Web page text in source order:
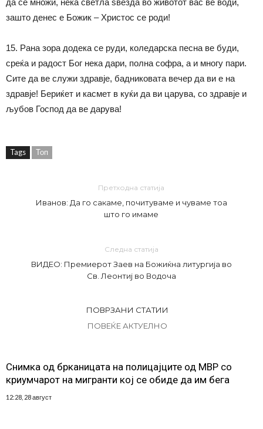
да се множи, нека светла ѕвезда во животот вас ве води,
зашто денес е Божик – Христос се роди!
15. Рана зора додека се руди, коледарска песна ве буди,
среќа и радост Бог нека дари, полна софра, а и многу пари.
Сите да ве служи здравје, бадниковата вечер да ви е на
здравје! Бериќет и касмет в куќи да ви царува, со здравје и
љубов Господ да ве дарува!
Tags Топ
Претходна статија
Иванов: Да го сакаме, почитуваме и чуваме тоа
што го имаме
Следна статија
ВИДЕО: Премиерот Заев на Божиќна литургија во
Св. Леонтиј во Водоча
ПОВРЗАНИ СТАТИИ
ПОВЕЌЕ АКТУЕЛНО
Снимка од брканицата на полицајците од МВР со
криумчарот на мигранти кој се обиде да им бега
12:28, 28 август